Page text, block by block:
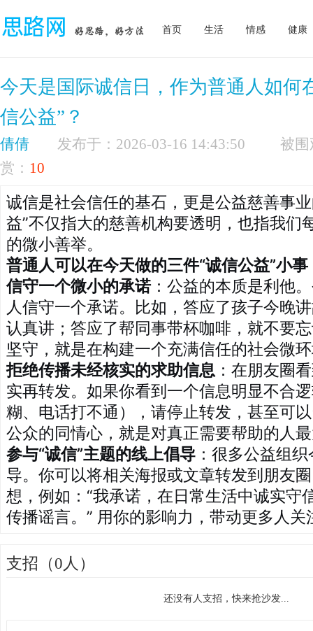
首页 生活 情感 健康
今天是国际诚信日，作为普通人如何
信公益”？
倩倩 发布于：2026-03-16 14:43:50
赏： 10
诚信是社会信任的基石，更是公益慈善事
益”不仅指大的慈善机构要透明，也指我们
的微小善举。
普通人可以在今天做的三件“诚信公益”小事
信守一个微小的承诺：公益的本质是利他
人信守一个承诺。比如，答应了孩子今晚
认真讲；答应了帮同事带杯咖啡，就不要
坚守，就是在构建一个充满信任的社会微
拒绝传播未经核实的求助信息 ：在朋友圈
实再转发。如果你看到一个信息明显不合
糊、电话打不通），请停止转发，甚至可
公众的同情心，就是对真正需要帮助的人
参与“诚信”主题的线上倡导 ：很多公益组
导。你可以将相关海报或文章转发到朋友
想，例如：“我承诺，在日常生活中诚实守
传播谣言。” 用你的影响力，带动更多人关
支招（0人）
还没有人支招，快来抢沙发...